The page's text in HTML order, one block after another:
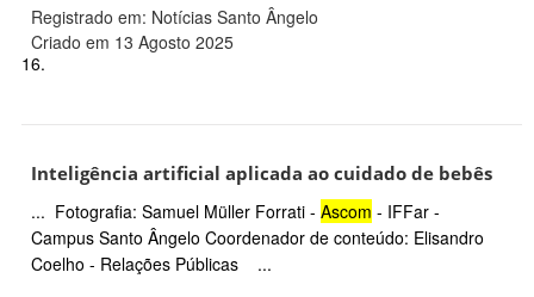
Registrado em: Notícias Santo Ângelo
Criado em 13 Agosto 2025
16.
Inteligência artificial aplicada ao cuidado de bebês
... Fotografia: Samuel Müller Forrati - Ascom - IFFar -
Campus Santo Ângelo Coordenador de conteúdo: Elisandro
Coelho - Relações Públicas ...